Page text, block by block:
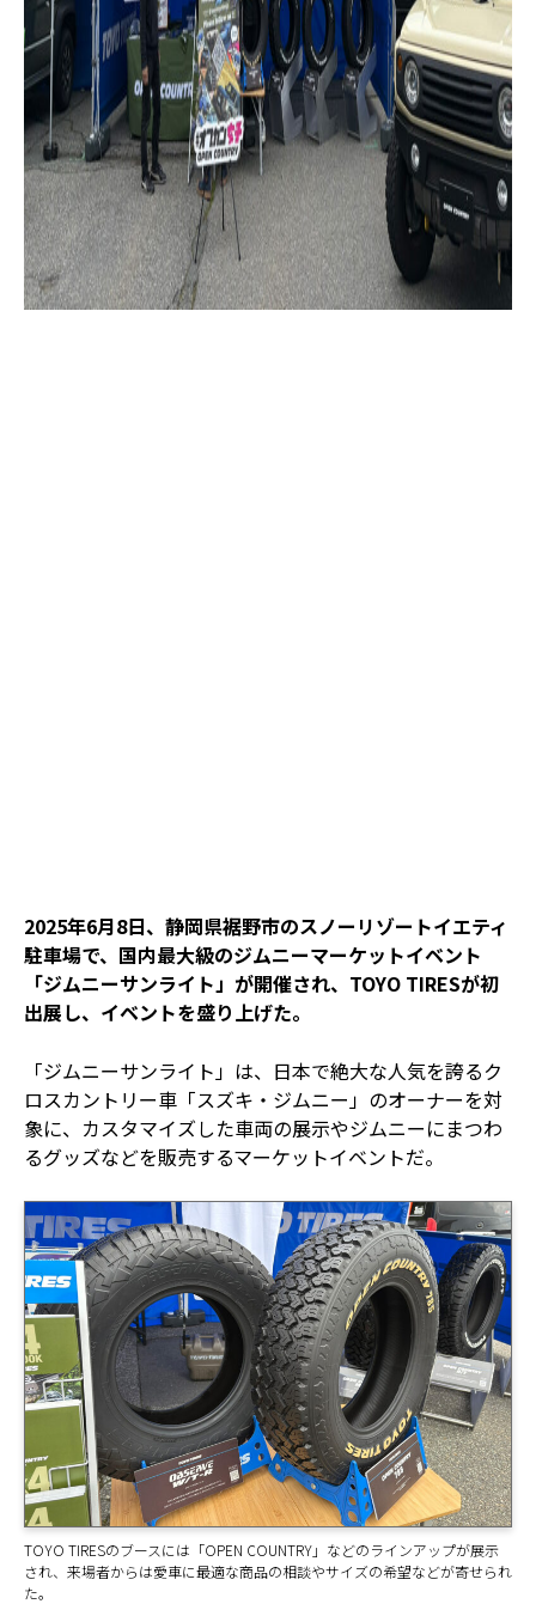
2025年6月8日、静岡県裾野市のスノーリゾートイエティ
駐車場で、国内最大級のジムニーマーケットイベント
「ジムニーサンライト」が開催され、TOYO TIRESが初
出展し、イベントを盛り上げた。
「ジムニーサンライト」は、日本で絶大な人気を誇るク
ロスカントリー車「スズキ・ジムニー」のオーナーを対
象に、カスタマイズした車両の展示やジムニーにまつわ
るグッズなどを販売するマーケットイベントだ。
TOYO TIRESのブースには「OPEN COUNTRY」などのラインアップが展示
され、来場者からは愛車に最適な商品の相談やサイズの希望などが寄せられ
た。